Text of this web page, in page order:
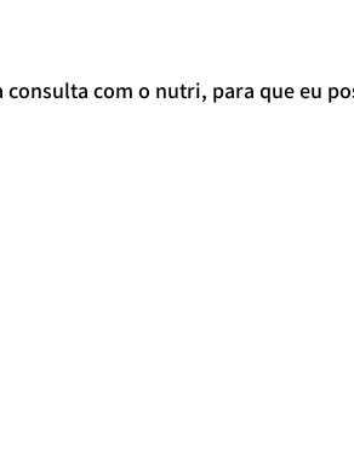
consulta com o nutri, para que eu